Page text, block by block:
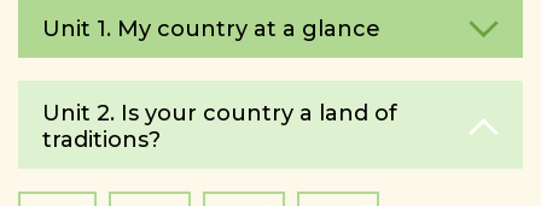
Unit 1. My country at a glance
Unit 2. Is your country a land of
traditions?